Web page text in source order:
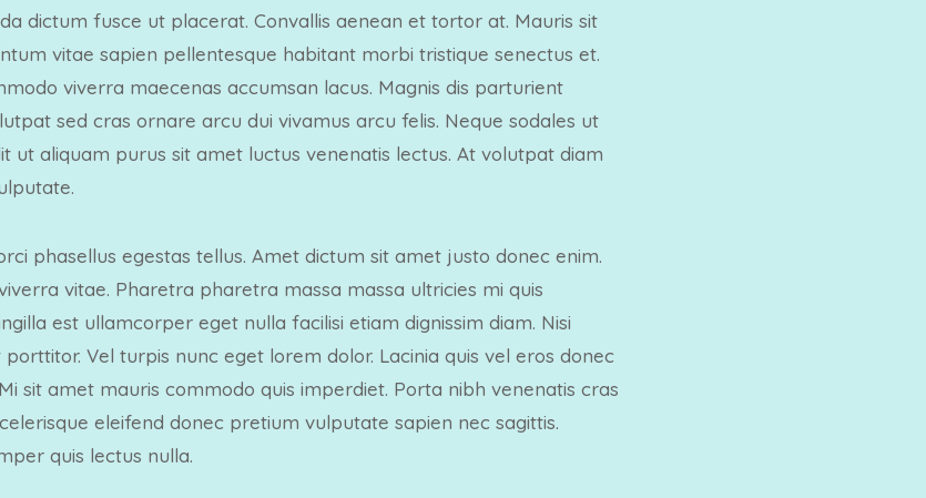
dictum fusce ut placerat. Convallis aenean et tortor at. Mauris sit
vitae sapien pellentesque habitant morbi tristique senectus et.
viverra maecenas accumsan lacus. Magnis dis parturient
sed cras ornare arcu dui vivamus arcu felis. Neque sodales ut
ut aliquam purus sit amet luctus venenatis lectus. At volutpat diam
phasellus egestas tellus. Amet dictum sit amet justo donec enim.
vitae. Pharetra pharetra massa massa ultricies mi quis
est ullamcorper eget nulla facilisi etiam dignissim diam. Nisi
Vel turpis nunc eget lorem dolor. Lacinia quis vel eros donec
sit amet mauris commodo quis imperdiet. Porta nibh venenatis cras
eleifend donec pretium vulputate sapien nec sagittis.
quis lectus nulla.